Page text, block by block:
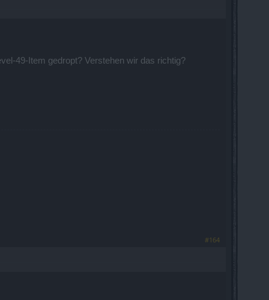
49-Item gedropt? Verstehen wir das richtig?
#164